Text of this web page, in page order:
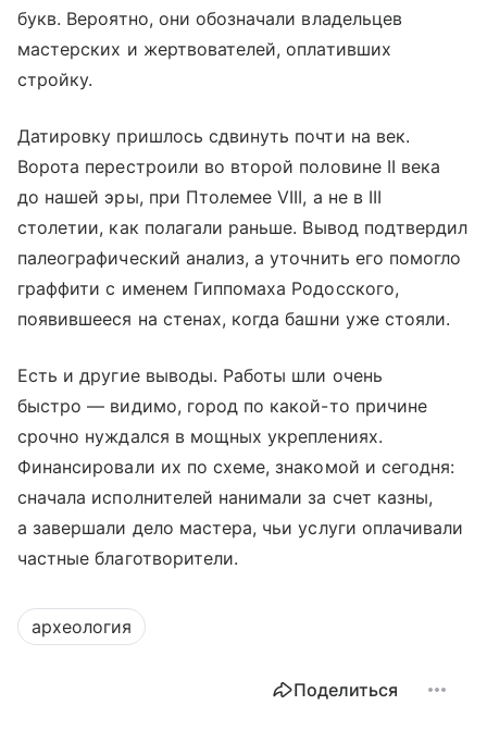
букв. Вероятно, они обозначали владельцев
мастерских и жертвователей, оплативших
стройку.
Датировку пришлось сдвинуть почти на век.
Ворота перестроили во второй половине II века
до нашей эры, при Птолемее VIII, а не в III
столетии, как полагали раньше. Вывод подтвердил
палеографический анализ, а уточнить его помогло
граффити с именем Гиппомаха Родосского,
появившееся на стенах, когда башни уже стояли.
Есть и другие выводы. Работы шли очень
быстро — видимо, город по какой-то причине
срочно нуждался в мощных укреплениях.
Финансировали их по схеме, знакомой и сегодня:
сначала исполнителей нанимали за счет казны,
а завершали дело мастера, чьи услуги оплачивали
частные благотворители.
археология
Поделиться